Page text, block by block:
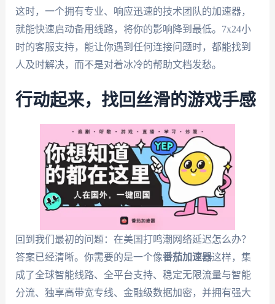
这时，一个拥有专业、响应迅速的技术团队的加速器，
就能快速启动备用线路，将你的影响降到最低。7x24小
时的客服支持，能让你遇到任何连接问题时，都能找到
人及时解决，而不是对着冰冷的帮助文档发愁。
行动起来，找回丝滑的游戏手感
回到我们最初的问题：在美国打鸣潮网络延迟怎么办？
答案已经清晰。你需要的是一个像番茄加速器这样，集
成了全球智能线路、全平台支持、稳定无限流量与智能
分流、独享高带宽专线、金融级数据加密，并拥有强大